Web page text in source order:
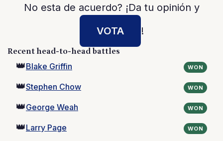
No esta de acuerdo? ¡Da tu opinión y
VOTA
!
Recent head-to-head battles
👑Blake Griffin WON
👑Stephen Chow WON
👑George Weah WON
👑Larry Page WON